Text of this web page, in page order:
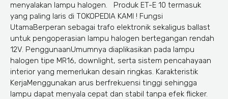
menyalakan lampu halogen. Produk ET-E 10 termasuk
yang paling laris di TOKOPEDIA KAMI ! Fungsi
UtamaBerperan sebagai trafo elektronik sekaligus ballast
untuk pengoperasian lampu halogen bertegangan rendah
12V. PenggunaanUmumnya diaplikasikan pada lampu
halogen tipe MR16, downlight, serta sistem pencahayaan
interior yang memerlukan desain ringkas. Karakteristik
KerjaMenggunakan arus berfrekuensi tinggi sehingga
lampu dapat menyala cepat dan stabil tanpa efek flicker.